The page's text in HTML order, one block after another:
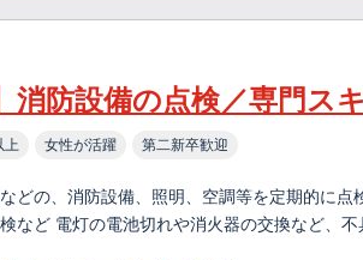
消防設備の点検／専門ス
上 女性が活躍 第二新卒歓迎
どの、消防設備、照明、空調等を定期的に点
など 電灯の電池切れや消火器の交換など、